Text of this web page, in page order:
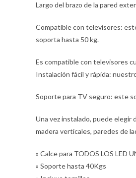
Largo del brazo de la pared
Compatible con televisores:
soporta hasta 50 kg.
Es compatible con televisores
Instalación fácil y rápida:
Soporte para TV seguro: este
Una vez instalado, puede elegir
madera verticales, paredes de
» Calce para TODOS LOS LED
» Soporte hasta 40Kgs